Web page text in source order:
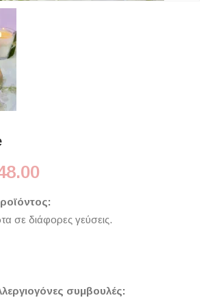
σε διάφορες γεύσεις.
συμβουλές: